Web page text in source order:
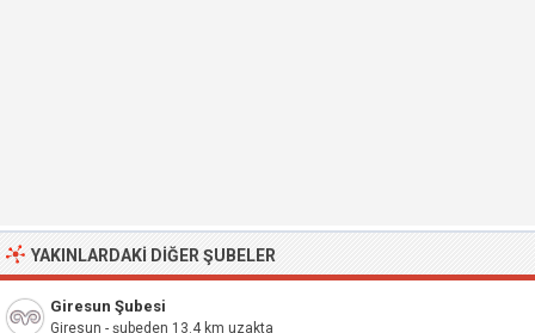
YAKINLARDAKI DIĞER ŞUBELER
Giresun Şubesi
Giresun - şubeden 13.4 km uzakta